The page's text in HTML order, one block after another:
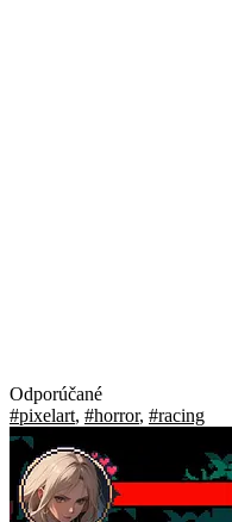
Odporúčané
#pixelart, #horror, #racing